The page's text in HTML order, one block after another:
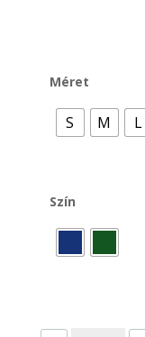
Méret
S M L
Szín